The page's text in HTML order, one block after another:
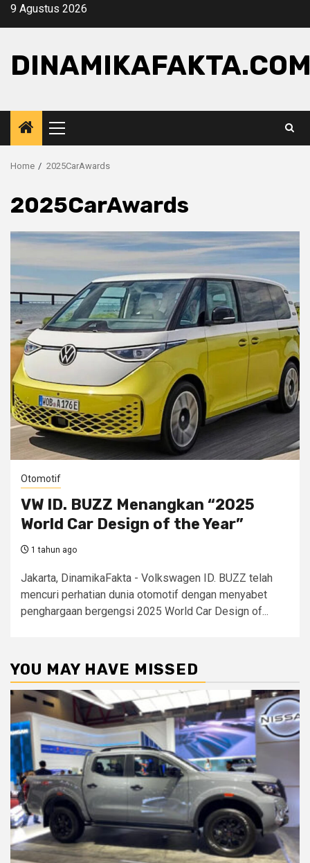
Skip9 Agustus 2026
Primary
Menu
Home 2025CarAwards
2025CarAwards
Otomotif
VW ID. BUZZ Menangkan “2025
World Car Design of the Year”
1 tahun ago
Jakarta, DinamikaFakta - Volkswagen ID. BUZZ telah
mencuri perhatian dunia otomotif dengan menyabet
penghargaan bergengsi 2025 World Car Design of...
YOU MAY HAVE MISSED